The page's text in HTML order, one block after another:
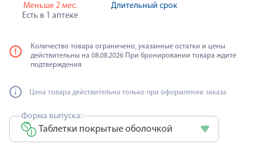
Меньше 2 мес.
Есть в 1 аптеке
Длительный срок
Количество товара ограничено, указанные остатки и цены
действительны на 08.08.2026 При бронировании товара ждите
подтверждения
Цена товара действительна только при оформлении заказа
Форма выпуска:
Таблетки покрытые оболочкой